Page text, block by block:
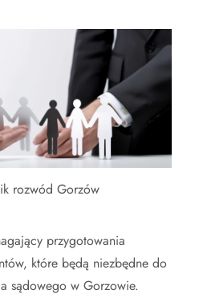
rozwód Gorzów
przygotowania
które będą niezbędne do
sądowego w Gorzowie.